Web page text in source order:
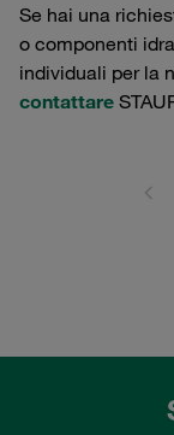
Se hai una
o componenti
individuali per la
contattare